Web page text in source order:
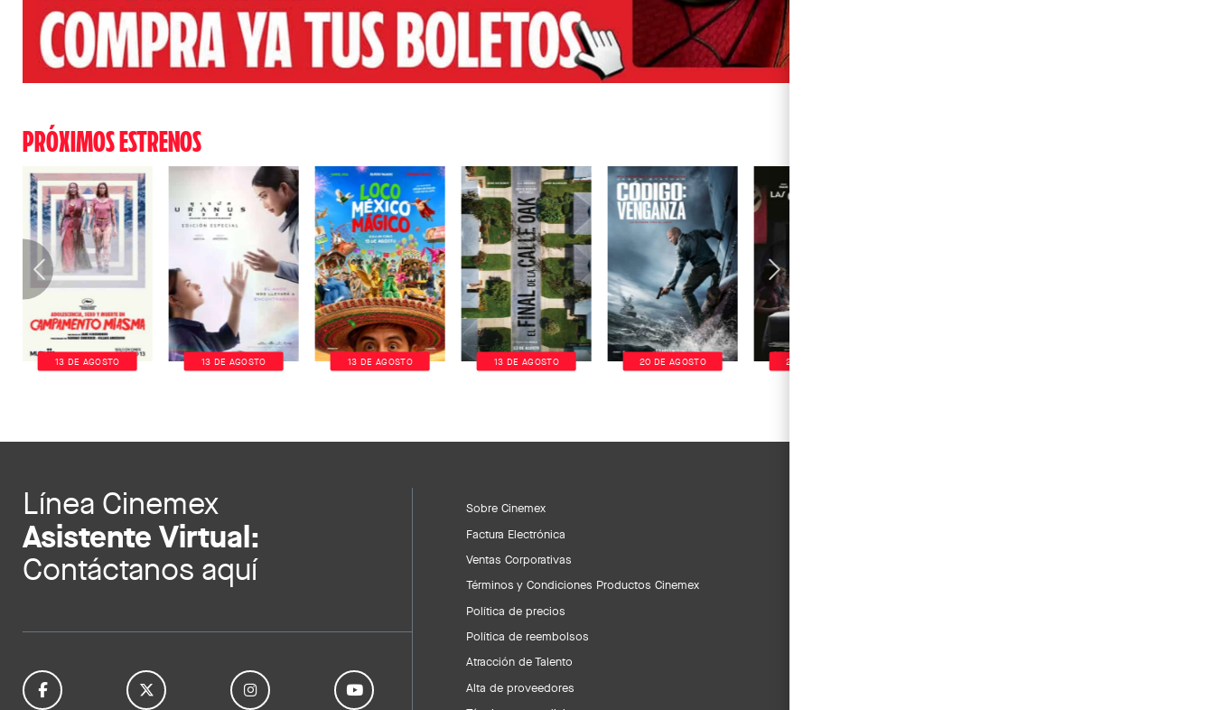
PRÓXIMOS ESTRENOS
13 DE AGOSTO 13 DE AGOSTO 13 DE AGOSTO 13 DE AGOSTO 20 DE AGOSTO 20 DE AGOSTO
Línea Cinemex
Asistente Virtual:
Contáctanos aquí
Sobre Cinemex
Factura Electrónica
Ventas Corporativas
Términos y Condiciones Productos Cinemex
Política de precios
Política de reembolsos
Atracción de Talento
Alta de proveedores